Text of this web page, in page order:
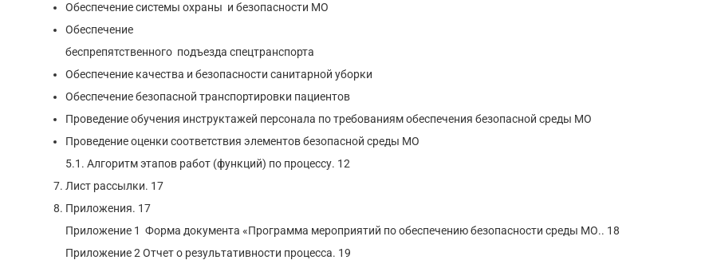
Обеспечение системы охраны и безопасности МО
Обеспечение
беспрепятственного подъезда спецтранспорта
Обеспечение качества и безопасности санитарной уборки
Обеспечение безопасной транспортировки пациентов
Проведение обучения инструктажей персонала по требованиям обеспечения безопасной среды МО
Проведение оценки соответствия элементов безопасной среды МО
5.1. Алгоритм этапов работ (функций) по процессу. 12
Лист рассылки. 17
Приложения. 17
Приложение 1 Форма документа «Программа мероприятий по обеспечению безопасности среды МО.. 18
Приложение 2 Отчет о результативности процесса. 19